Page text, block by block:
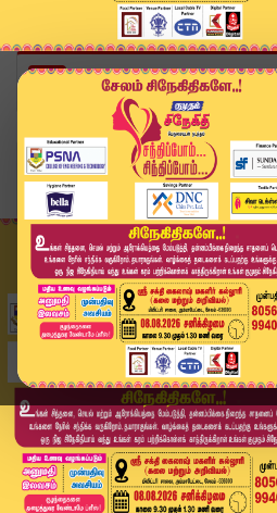
Home
வீடியோ ஸ்டோரி
கம்பீரமாக உச்சியில் பறந்த காவி